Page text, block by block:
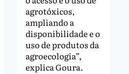
agrotóxicos,
ampliando a
disponibilidade e o
uso de produtos da
agroecologia”,
explica Goura.